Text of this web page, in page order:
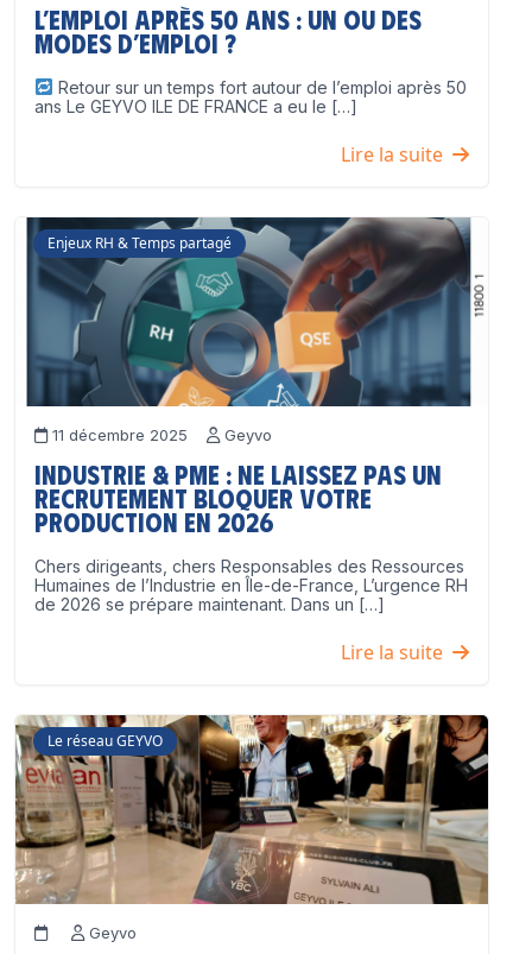
L’emploi après 50 ans : un ou des
modes d’emploi ?
Retour sur un temps fort autour de l’emploi après 50
ans Le GEYVO ILE DE FRANCE a eu le […]
Lire la suite
Enjeux RH & Temps partagé
11 décembre 2025 Geyvo
Industrie & PME : ne laissez pas un
recrutement bloquer votre
production en 2026
Chers dirigeants, chers Responsables des Ressources
Humaines de l’Industrie en Île-de-France, L’urgence RH
de 2026 se prépare maintenant. Dans un […]
Lire la suite
Le réseau GEYVO
Geyvo